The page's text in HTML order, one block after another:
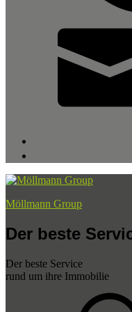
Möllmann Group
Der beste
Der beste Service
rund um ihre Immobilie